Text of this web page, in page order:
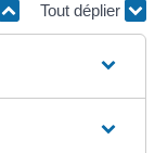
Tout déplier